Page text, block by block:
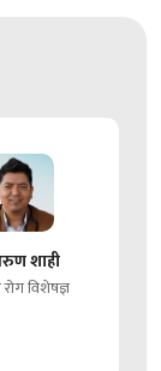
शाही
विशेषज्ञ